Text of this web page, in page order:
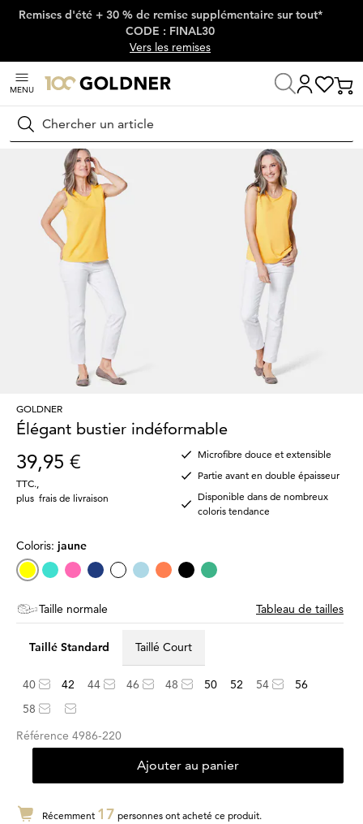
Passer la navigation, aller directement au contenu
Remises d'été + 30 % de remise supplémentaire sur tout*
CODE : FINAL30
Vers les remises
MENU
Rechercher
Maison Mode femme T-shirts
GOLDNER
Élégant bustier indéformable
39,95 €
TTC.
plus frais de livraison
Microfibre douce et extensible
Partie avant en double épaisseur
Disponible dans de nombreux
coloris tendance
Coloris: jaune
Taille normale Tableau de tailles
Taillé Standard Taillé Court
40 42 44 46 48 50 52 54
56
58
Référence 4986-220
Ajouter au panier
Récemment 17 personnes ont acheté ce produit.